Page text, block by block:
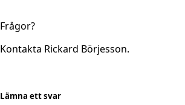
Frågor?
Kontakta Rickard Börjesson.
Lämna ett svar